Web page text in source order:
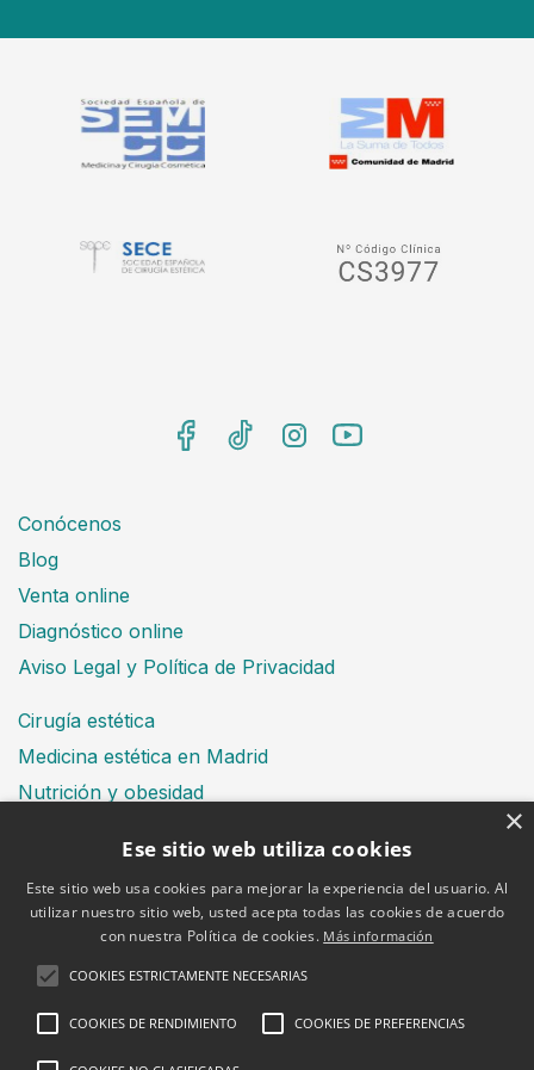
Conócenos
Blog
Venta online
Diagnóstico online
Aviso Legal y Política de Privacidad
Cirugía estética
Medicina estética en Madrid
Nutrición y obesidad
Financiación
Política de cookies
×
Ese sitio web utiliza cookies
Este sitio web usa cookies para mejorar la experiencia del usuario. Al
utilizar nuestro sitio web, usted acepta todas las cookies de acuerdo
con nuestra Política de cookies. Más información
COOKIES ESTRICTAMENTE NECESARIAS
COOKIES DE RENDIMIENTO COOKIES DE PREFERENCIAS